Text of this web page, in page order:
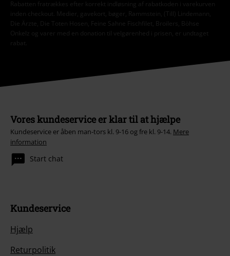
Rabatten fratrækkes efter korrekt indløsning af rabatkoden i varekurven
inden checkout. Medier, gavekort, bøger, Rammstein, (Till) Lindemann,
Die Ärzte, Die Toten Hosen, Feine Sahne Fischfilet, Broilers, Böhse
Onkelz og varer med en donation til velgørenhed i prisen, er undtaget
rabat.
Vores kundeservice er klar til at hjælpe
Kundeservice er åben man-tors kl. 9-16 og fre kl. 9-14. Mere
information
Start chat
Kundeservice
Hjælp
Returpolitik